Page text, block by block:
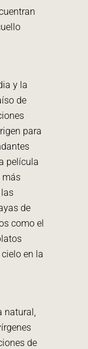
y la
de
para
película
más
de
como el
en la
natural,
de